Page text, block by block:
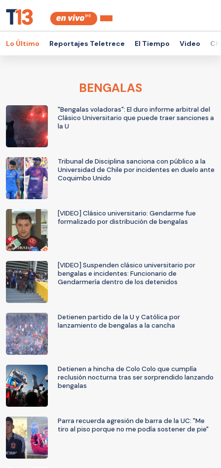
Lo Último Reportajes Teletrece El Tiempo Video
BENGALAS
"Bengalas voladoras": El duro informe arbitral del
Clásico Universitario que puede traer sanciones a
la U
Tribunal de Disciplina sanciona con público a la
Universidad de Chile por incidentes en duelo ante
Coquimbo Unido
[VIDEO] Clásico universitario: Gendarme fue
formalizado por distribución de bengalas
[VIDEO] Suspenden clásico universitario por
bengalas e incidentes: Funcionario de
Gendarmería dentro de los detenidos
Detienen partido de la U y Católica por
lanzamiento de bengalas a la cancha
Detienen a hincha de Colo Colo que cumplía
reclusión nocturna tras ser sorprendido lanzando
bengalas
Parra recuerda agresión de barra de la UC: "Me
tiro al piso porque no me podía sostener de pie"